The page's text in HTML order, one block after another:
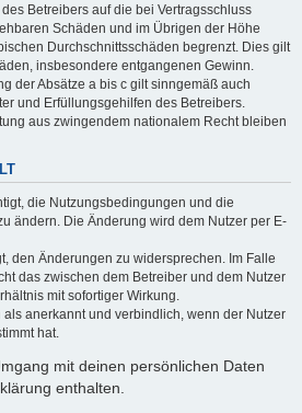
Betreibers auf die bei Vertragsschluss
Schäden und im Übrigen der Höhe
Durchschnittsschäden begrenzt. Dies gilt
insbesondere entgangenen Gewinn.
der Absätze a bis c gilt sinngemäß auch
und Erfüllungsgehilfen des Betreibers.
aus zwingendem nationalem Recht bleiben
die Nutzungsbedingungen und die
ändern. Die Änderung wird dem Nutzer per E-
den Änderungen zu widersprechen. Im Falle
das zwischen dem Betreiber und dem Nutzer
mit sofortiger Wirkung.
anerkannt und verbindlich, wenn der Nutzer
hat.
mit deinen persönlichen Daten
enthalten.